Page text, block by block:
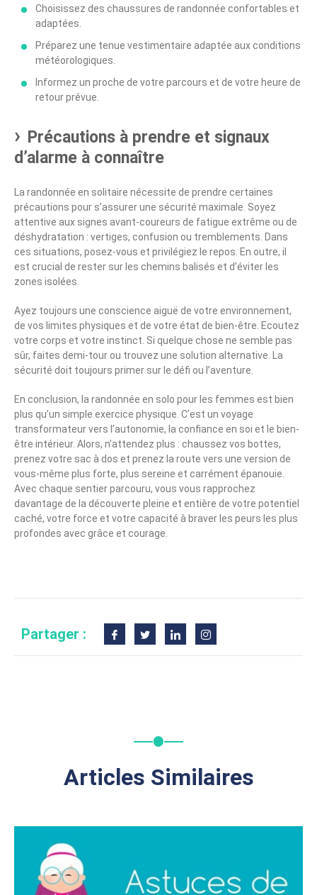
Choisissez des chaussures de randonnée confortables et
adaptées.
Préparez une tenue vestimentaire adaptée aux conditions
météorologiques.
Informez un proche de votre parcours et de votre heure de
retour prévue.
Précautions à prendre et signaux
d’alarme à connaître
La randonnée en solitaire nécessite de prendre certaines
précautions pour s’assurer une sécurité maximale. Soyez
attentive aux signes avant-coureurs de fatigue extrême ou de
déshydratation : vertiges, confusion ou tremblements. Dans
ces situations, posez-vous et privilégiez le repos. En outre, il
est crucial de rester sur les chemins balisés et d’éviter les
zones isolées.
Ayez toujours une conscience aiguë de votre environnement,
de vos limites physiques et de votre état de bien-être. Ecoutez
votre corps et votre instinct. Si quelque chose ne semble pas
sûr, faites demi-tour ou trouvez une solution alternative. La
sécurité doit toujours primer sur le défi ou l’aventure.
En conclusion, la randonnée en solo pour les femmes est bien
plus qu’un simple exercice physique. C’est un voyage
transformateur vers l’autonomie, la confiance en soi et le bien-
être intérieur. Alors, n’attendez plus : chaussez vos bottes,
prenez votre sac à dos et prenez la route vers une version de
vous-même plus forte, plus sereine et carrément épanouie.
Avec chaque sentier parcouru, vous vous rapprochez
davantage de la découverte pleine et entière de votre potentiel
caché, votre force et votre capacité à braver les peurs les plus
profondes avec grâce et courage.
Partager :
Articles Similaires